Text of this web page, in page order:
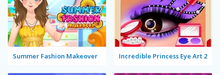
Summer Fashion Makeover Incredible Princess Eye Art 2